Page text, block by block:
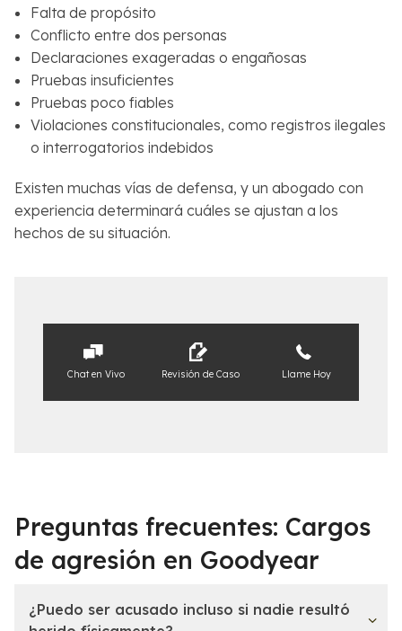
Falta de propósito
Conflicto entre dos personas
Declaraciones exageradas o engañosas
Pruebas insuficientes
Pruebas poco fiables
Violaciones constitucionales, como registros ilegales
o interrogatorios indebidos
Existen muchas vías de defensa, y un abogado con
experiencia determinará cuáles se ajustan a los
hechos de su situación.
Chat en Vivo Revisión de Caso Llame Hoy
Preguntas frecuentes: Cargos
de agresión en Goodyear
¿Puedo ser acusado incluso si nadie resultó